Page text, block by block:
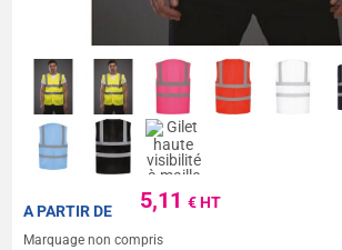
5,11€ HT
A PARTIR DE
Marquage non compris